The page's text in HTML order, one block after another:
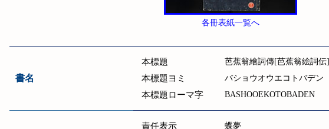
各冊表紙一覧へ
書名
本標題 芭蕉翁繪詞傳[芭蕉翁絵詞伝]
本標題ヨミ バショウオウエコトバデン
本標題ローマ字 BASHOOEKOTOBADEN
責任表示 蝶夢